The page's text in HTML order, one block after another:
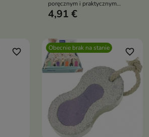
poręcznym i praktycznym
kształcie
4,91 €
favorite_border Obecnie brak na stanie favorite_border